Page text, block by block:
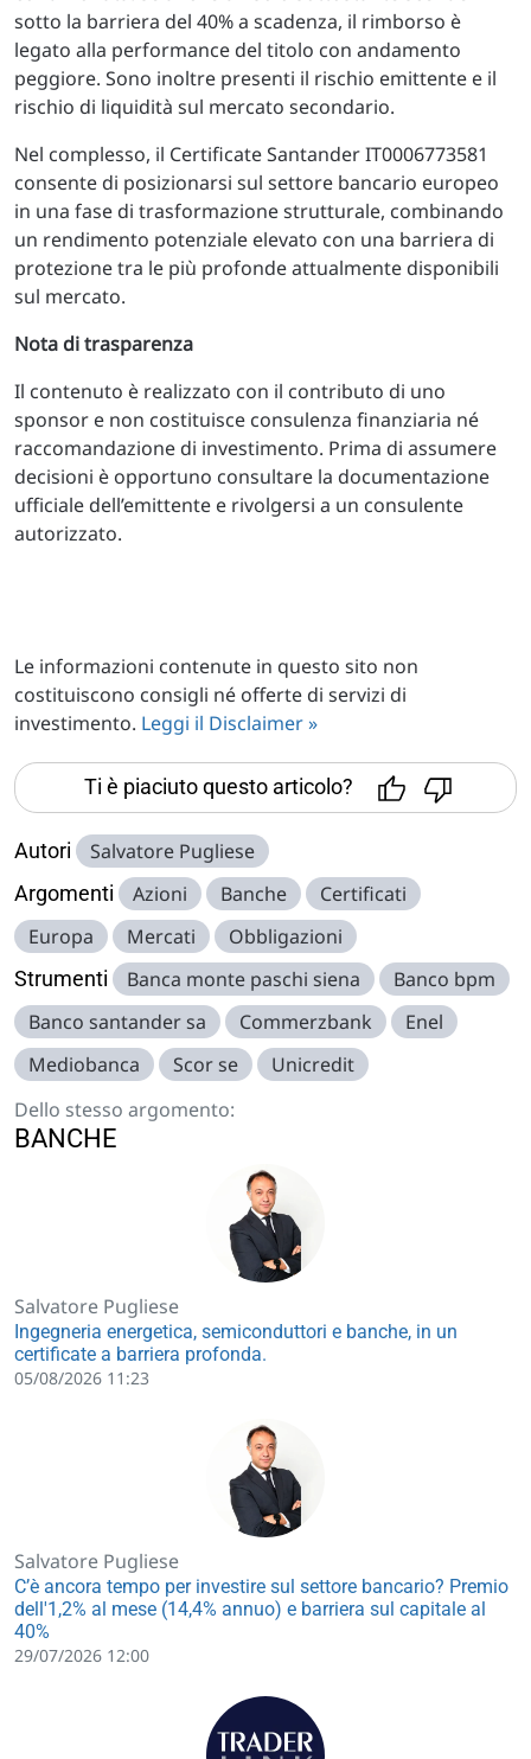
sotto la barriera del 40% a scadenza, il rimborso è
legato alla performance del titolo con andamento
peggiore. Sono inoltre presenti il rischio emittente e il
rischio di liquidità sul mercato secondario.
Nel complesso, il Certificate Santander IT0006773581
consente di posizionarsi sul settore bancario europeo
in una fase di trasformazione strutturale, combinando
un rendimento potenziale elevato con una barriera di
protezione tra le più profonde attualmente disponibili
sul mercato.
Nota di trasparenza
Il contenuto è realizzato con il contributo di uno
sponsor e non costituisce consulenza finanziaria né
raccomandazione di investimento. Prima di assumere
decisioni è opportuno consultare la documentazione
ufficiale dell’emittente e rivolgersi a un consulente
autorizzato.
Le informazioni contenute in questo sito non
costituiscono consigli né offerte di servizi di
investimento. Leggi il Disclaimer »
Ti è piaciuto questo articolo?
Autori Salvatore Pugliese
Argomenti Azioni Banche
Certificati
Europa
Mercati Obbligazioni
Strumenti Banca monte paschi siena
Banco bpm
Banco santander sa
Commerzbank
Enel
Mediobanca
Scor se
Unicredit
Dello stesso argomento:
BANCHE
Salvatore Pugliese
Ingegneria energetica, semiconduttori e banche, in un
certificate a barriera profonda.
05/08/2026 11:23
Salvatore Pugliese
C’è ancora tempo per investire sul settore bancario? Premio
dell'1,2% al mese (14,4% annuo) e barriera sul capitale al
40%
29/07/2026 12:00